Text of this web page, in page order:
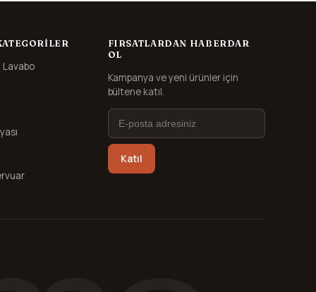
FIRSATLARDAN HABERDAR
OL
Kampanya ve yeni ürünler için
bültene katıl.
Katıl